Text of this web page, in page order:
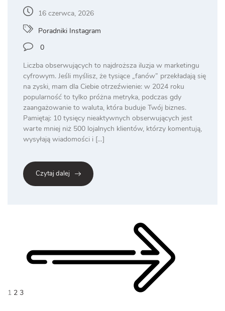
16 czerwca, 2026
Poradniki Instagram
0
Liczba obserwujących to najdroższa iluzja w marketingu
cyfrowym. Jeśli myślisz, że tysiące „fanów” przekładają się
na zyski, mam dla Ciebie otrzeźwienie: w 2024 roku
popularność to tylko próżna metryka, podczas gdy
zaangażowanie to waluta, która buduje Twój biznes.
Pamiętaj: 10 tysięcy nieaktywnych obserwujących jest
warte mniej niż 500 lojalnych klientów, którzy komentują,
wysyłają wiadomości i […]
Czytaj dalej
1 2 3